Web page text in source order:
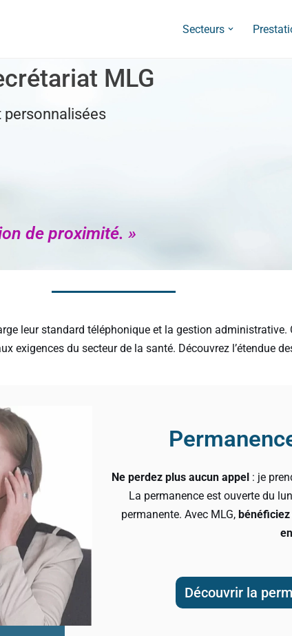
Secteurs
MLG
personnalisées
de proximité. »
leur standard téléphonique et la gestion
exigences du secteur de la santé. Découvrez l’étendue
Ne perdez plus aucun appel : je
La permanence est ouverte du
permanente. Avec MLG,bénéficiez
Découvrir la